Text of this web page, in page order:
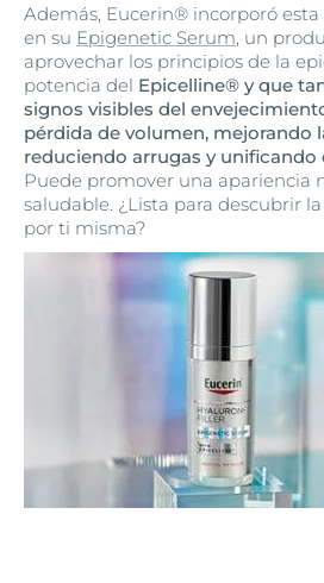
Además, Eucerin® incorporó
en su Epigenetic Serum, un
aprovechar los principios de la
potencia del Epicelline® y que
signos visibles del
pérdida de volumen, mejorando
reduciendo arrugas y unificando
Puede promover una apariencia
saludable. ¿Lista para descubrir
por ti misma?